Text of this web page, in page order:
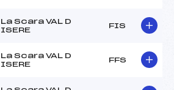
La Scara VAL D
ISERE
FIS
La Scara VAL D
ISERE
FFS